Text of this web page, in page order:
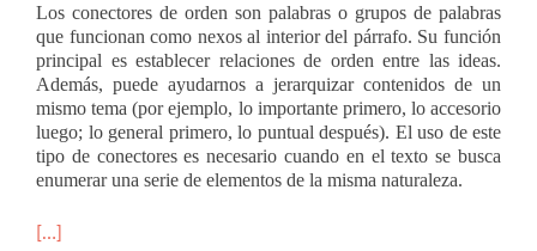
Los conectores de orden son palabras o grupos de palabras
que funcionan como nexos al interior del párrafo. Su función
principal es establecer relaciones de orden entre las ideas.
Además, puede ayudarnos a jerarquizar contenidos de un
mismo tema (por ejemplo, lo importante primero, lo accesorio
luego; lo general primero, lo puntual después). El uso de este
tipo de conectores es necesario cuando en el texto se busca
enumerar una serie de elementos de la misma naturaleza.
[…]